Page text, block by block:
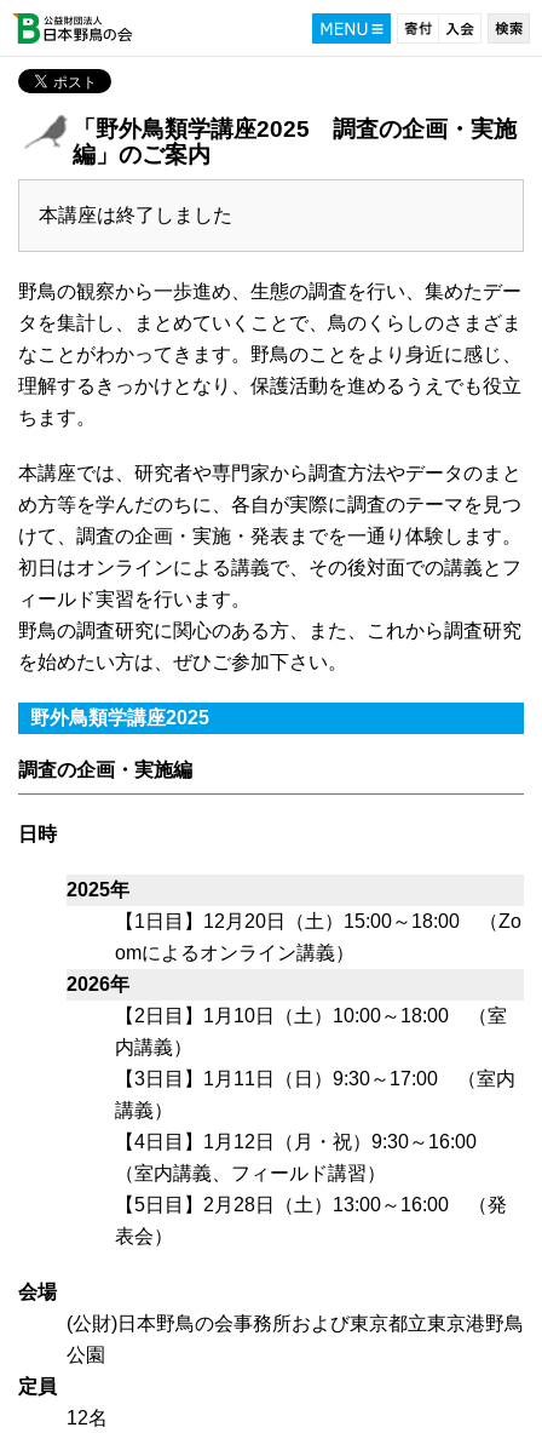
「野外鳥類学講座2025 調査の企画・実施
編」のご案内
本講座は終了しました
野鳥の観察から一歩進め、生態の調査を行い、集めたデー
タを集計し、まとめていくことで、鳥のくらしのさまざま
なことがわかってきます。野鳥のことをより身近に感じ、
理解するきっかけとなり、保護活動を進めるうえでも役立
ちます。
本講座では、研究者や専門家から調査方法やデータのまと
め方等を学んだのちに、各自が実際に調査のテーマを見つ
けて、調査の企画・実施・発表までを一通り体験します。
初日はオンラインによる講義で、その後対面での講義とフ
ィールド実習を行います。
野鳥の調査研究に関心のある方、また、これから調査研究
を始めたい方は、ぜひご参加下さい。
野外鳥類学講座2025
調査の企画・実施編
日時
2025年
【1日目】12月20日（土）15:00～18:00 （Zo
omによるオンライン講義）
2026年
【2日目】1月10日（土）10:00～18:00 （室
内講義）
【3日目】1月11日（日）9:30～17:00 （室内
講義）
【4日目】1月12日（月・祝）9:30～16:00
（室内講義、フィールド講習）
【5日目】2月28日（土）13:00～16:00 （発
表会）
会場
(公財)日本野鳥の会事務所および東京都立東京港野鳥
公園
定員
12名